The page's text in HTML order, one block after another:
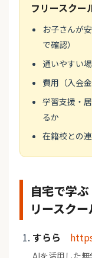
フリースクー
お子さんが
で確認）
通いやすい
費用（入会
学習支援・
るか
在籍校との
自宅で学
リースクー
すらら